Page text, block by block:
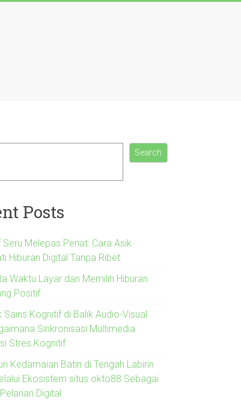
Search
Posts
Melepas Penat: Cara Asik
Hiburan Digital Tanpa Ribet
Waktu Layar dan Memilih Hiburan
Positif
Sains Kognitif di Balik Audio-Visual
Sinkronisasi Multimedia
Stres Kognitif
Kedamaian Batin di Tengah Labirin
Ekosistem situs okto88 Sebagai
Digital